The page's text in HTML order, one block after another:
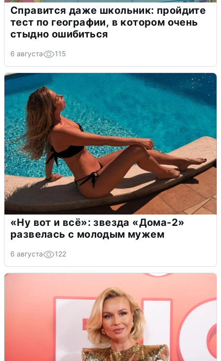
Справится даже школьник: пройдите
тест по географии, в котором очень
стыдно ошибиться
6 августа 115
«Ну вот и всё»: звезда «Дома-2»
развелась с молодым мужем
6 августа 122